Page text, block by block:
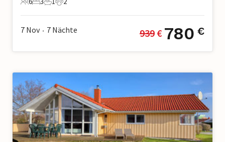
6 Gäste
3 Schlafzimmer
1 Badezimmer
2 Haustiere
7 Nov • 7 Nächte 939 € 780 €